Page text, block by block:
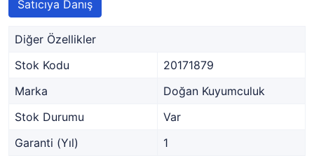
Satıcıya Danış
Diğer Özellikler
Stok Kodu
20171879
Marka
Doğan Kuyumculuk
Stok Durumu
Var
Garanti (Yıl)
1